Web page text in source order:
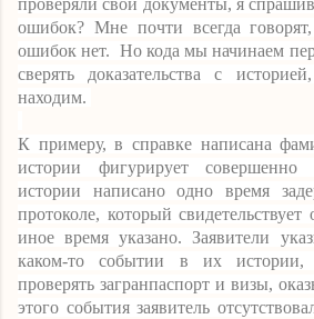
проверяли свои документы, я
ошибок? Мне почти всегда
ошибок нет. Но кода мы начинаем
сверять доказательства с
находим.
К примеру, в справке написана
истории фигурирует
истории написано одно время
протоколе, который
иное время указано. Заявители
каком-то событии в их истории,
проверять загранпаспорт и визы,
этого события заявитель